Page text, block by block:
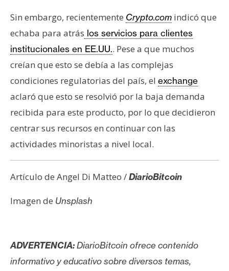
Sin embargo, recientemente Crypto.com indicó que
echaba para atrás los servicios para clientes
institucionales en EE.UU.. Pese a que muchos
creían que esto se debía a las complejas
condiciones regulatorias del país, el exchange
aclaró que esto se resolvió por la baja demanda
recibida para este producto, por lo que decidieron
centrar sus recursos en continuar con las
actividades minoristas a nivel local.
Artículo de Angel Di Matteo /DiarioBitcoin
Imagen de Unsplash
ADVERTENCIA:DiarioBitcoin ofrece contenido
informativo y educativo sobre diversos temas,